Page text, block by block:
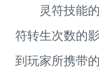
灵符技能的
符转生次数的
到玩家所携带